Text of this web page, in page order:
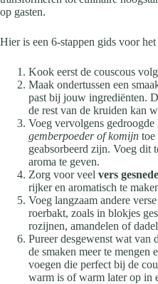
op gasten.
Hier is een 6-stappen gids voor
Kook eerst de couscous
Maak ondertussen een
past bij jouw ingrediënten.
de rest van de kruiden kan
Voeg vervolgens
gemberpoeder of komijn toe
geabsorbeerd zijn. Voeg dit
aroma te geven.
Zorg voor veel vers
rijker en aromatisch te
Voeg langzaam andere
roerbakt, zoals in blokjes
rozijnen, amandelen of
Pureer desgewenst wat van
de smaken meer te mengen
voegen die perfect bij de
warm is of warm later op in